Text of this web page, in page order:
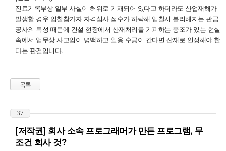
진료기록부상 일부 사실이 허위로 기재되어 있다고 하더라도 산업재해가
발생할 경우 입찰참가자 자격심사 점수가 하락해 입찰시 불리해지는 관급
공사의 특성 때문에 건설 현장에서 산재처리를 기피하는 풍조가 있는 현실
속에서 업무상 사고임이 명백하고 일응 수긍이 간다면 산재로 인정해야 한
다는 판결입니다.
목록
37
[저작권] 회사 소속 프로그래머가 만든 프로그램, 무
조건 회사 것?